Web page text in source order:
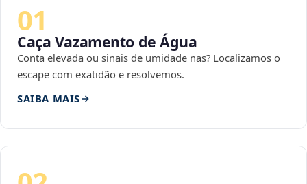
01
Caça Vazamento de Água
Conta elevada ou sinais de umidade nas? Localizamos o
escape com exatidão e resolvemos.
SAIBA MAIS